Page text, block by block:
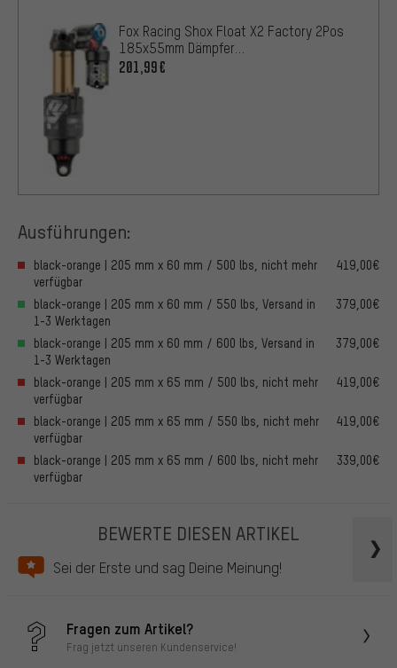
Fox Racing Shox Float X2 Factory 2Pos
185x55mm Dämpfer
Werkstattverpackung
201,99€
Ausführungen:
black-orange | 205 mm x 60 mm / 500 lbs, nicht mehr
verfügbar
419,00€
black-orange | 205 mm x 60 mm / 550 lbs, Versand in
1-3 Werktagen
379,00€
black-orange | 205 mm x 60 mm / 600 lbs, Versand in
1-3 Werktagen
379,00€
black-orange | 205 mm x 65 mm / 500 lbs, nicht mehr
verfügbar
419,00€
black-orange | 205 mm x 65 mm / 550 lbs, nicht mehr
verfügbar
419,00€
black-orange | 205 mm x 65 mm / 600 lbs, nicht mehr
verfügbar
339,00€
BEWERTE DIESEN ARTIKEL
Sei der Erste und sag Deine Meinung!
Fragen zum Artikel?
Frag jetzt unseren Kundenservice!